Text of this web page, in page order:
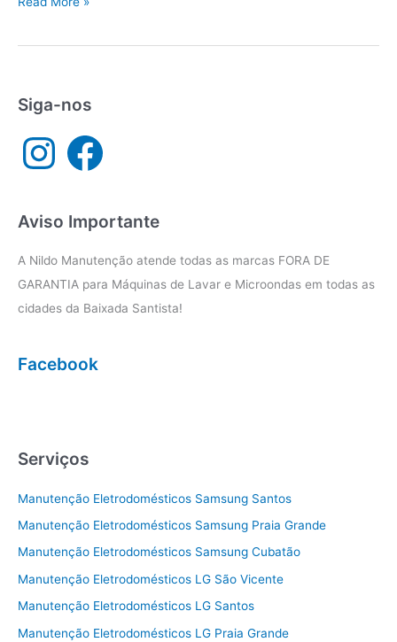
Siga-nos
n
a
m
a
c
Aviso Importante
A Nildo Manutenção atende todas as marcas FORA DE
GARANTIA para Máquinas de Lavar e Microondas em todas as
cidades da Baixada Santista!
Facebook
Serviços
Manutenção Eletrodomésticos Samsung Santos
Manutenção Eletrodomésticos Samsung Praia Grande
Manutenção Eletrodomésticos Samsung Cubatão
Manutenção Eletrodomésticos LG São Vicente
Manutenção Eletrodomésticos LG Santos
Manutenção Eletrodomésticos LG Praia Grande